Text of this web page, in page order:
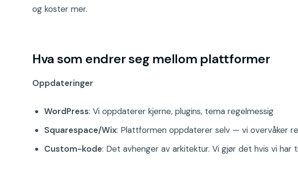
og koster mer.
Hva som endrer seg mellom plattformer
Oppdateringer
WordPress: Vi oppdaterer kjerne, plugins, tema regelmessig
Squarespace/Wix: Plattformen oppdaterer selv — vi overvåker
Custom-kode: Det avhenger av arkitektur. Vi gjør det hvis vi har